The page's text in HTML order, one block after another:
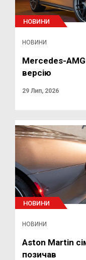
НОВИНИ
НОВИНИ
Mercedes-
версію
29 Лип, 2026
НОВИНИ
НОВИНИ
Aston Martin
позичав